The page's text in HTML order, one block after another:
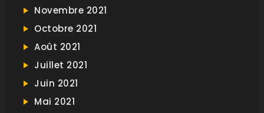
Novembre 2021
Octobre 2021
Août 2021
Juillet 2021
Juin 2021
Mai 2021